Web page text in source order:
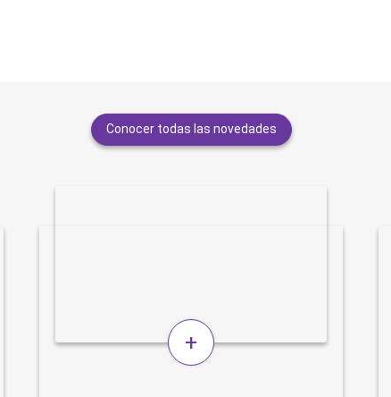
Conocer todas las novedades
+